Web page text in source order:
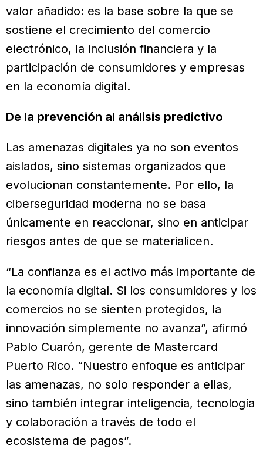
valor añadido: es la base sobre la que se
sostiene el crecimiento del comercio
electrónico, la inclusión financiera y la
participación de consumidores y empresas
en la economía digital.
De la prevención al análisis predictivo
Las amenazas digitales ya no son eventos
aislados, sino sistemas organizados que
evolucionan constantemente. Por ello, la
ciberseguridad moderna no se basa
únicamente en reaccionar, sino en anticipar
riesgos antes de que se materialicen.
“La confianza es el activo más importante de
la economía digital. Si los consumidores y los
comercios no se sienten protegidos, la
innovación simplemente no avanza”, afirmó
Pablo Cuarón, gerente de Mastercard
Puerto Rico. “Nuestro enfoque es anticipar
las amenazas, no solo responder a ellas,
sino también integrar inteligencia, tecnología
y colaboración a través de todo el
ecosistema de pagos”.